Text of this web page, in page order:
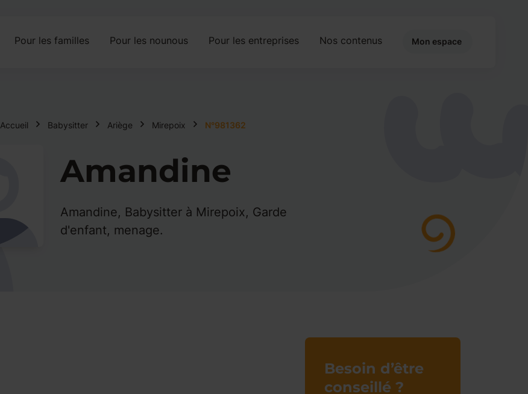
Pour les familles Pour les nounous Pour les entreprises Nos contenus Mon espace
Accueil Babysitter Ariège Mirepoix N°981362
Amandine
Amandine, Babysitter à Mirepoix, Garde
d'enfant, menage.
Besoin d’être
conseillé ?